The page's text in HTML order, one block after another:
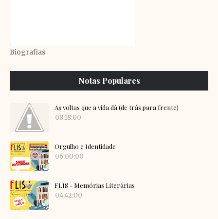
Biografias
Notas Populares
As voltas que a vida dá (de trás para frente)
08:18:00
Orgulho e Identidade
06:00:00
FLIS - Memórias Literárias
04:42:00